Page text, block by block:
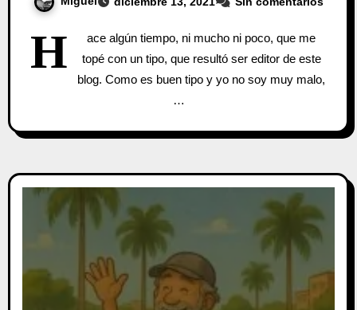
H
ace algún tiempo, ni mucho ni poco, que me
topé con un tipo, que resultó ser editor de este
blog. Como es buen tipo y yo no soy muy malo,
…